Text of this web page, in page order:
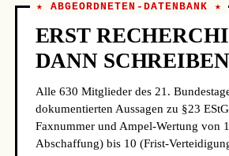
SPD · Wahlkreis 265
Ina Latendorf
Linke · Wahlkreis 12 Schwerin
Parchim I –
↗]
Daniela Ludwig
★ ABGEORDNETEN-DATENBANK ★
ERST
DANN
Alle 630 Mitglieder des 21.
dokumentierten Aussagen zu §23
Faxnummer und Ampel-Wertung von
Abschaffung) bis 10 (Frist-